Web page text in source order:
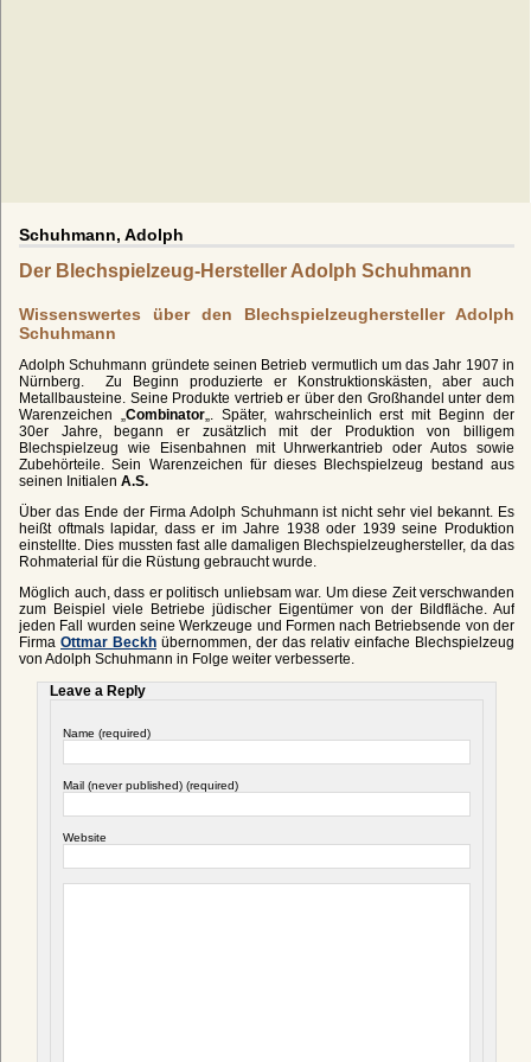
Schuhmann, Adolph
Der Blechspielzeug-Hersteller Adolph Schuhmann
Wissenswertes über den Blechspielzeughersteller Adolph
Schuhmann
Adolph Schuhmann gründete seinen Betrieb vermutlich um das Jahr 1907 in
Nürnberg. Zu Beginn produzierte er Konstruktionskästen, aber auch
Metallbausteine. Seine Produkte vertrieb er über den Großhandel unter dem
Warenzeichen „ Combinator„. Später, wahrscheinlich erst mit Beginn der
30er Jahre, begann er zusätzlich mit der Produktion von billigem
Blechspielzeug wie Eisenbahnen mit Uhrwerkantrieb oder Autos sowie
Zubehörteile. Sein Warenzeichen für dieses Blechspielzeug bestand aus
seinen Initialen A.S.
Über das Ende der Firma Adolph Schuhmann ist nicht sehr viel bekannt. Es
heißt oftmals lapidar, dass er im Jahre 1938 oder 1939 seine Produktion
einstellte. Dies mussten fast alle damaligen Blechspielzeughersteller, da das
Rohmaterial für die Rüstung gebraucht wurde.
Möglich auch, dass er politisch unliebsam war. Um diese Zeit verschwanden
zum Beispiel viele Betriebe jüdischer Eigentümer von der Bildfläche. Auf
jeden Fall wurden seine Werkzeuge und Formen nach Betriebsende von der
Firma Ottmar Beckh übernommen, der das relativ einfache Blechspielzeug
von Adolph Schuhmann in Folge weiter verbesserte.
Leave a Reply
Name (required)
Mail (never published) (required)
Website